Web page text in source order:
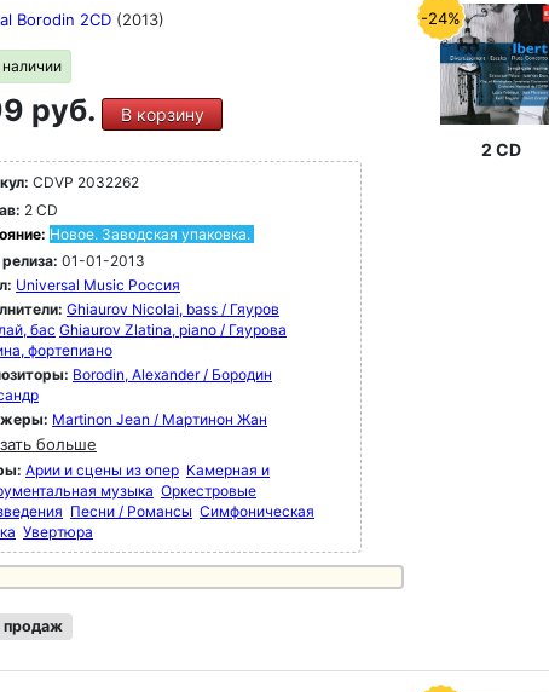
Range Recording", разработанным
которые мы воспринимаем сегодня
само собой разумеющееся. Среди
- всемирно известная классика,
как "6-я симфония" Бетховена, записанная
записи Нельсова, Мартинона и
- запись "Петрушки" Стравинского,
стала первой пластинкой Decca,
в 1950 году. "The Decca Sound: The
Years" - теперь доступен на 180-граммовом
с оригинальными обложками на каждом
Borodin 2CD (2013)
наличии
руб. В корзину
CDVP 2032262
2 CD
Новое. Заводская упаковка.
01-01-2013
Universal Music Россия
Ghiaurov Nicolai, bass / Гяуров
бас Ghiaurov Zlatina, piano / Гяурова
фортепиано
Borodin, Alexander / Бородин
Martinon Jean / Мартинон Жан
больше
Арии и сцены из опер Камерная и
музыка Оркестровые
Песни / Романсы Симфоническая
Увертюра
продаж
-24%
2 CD